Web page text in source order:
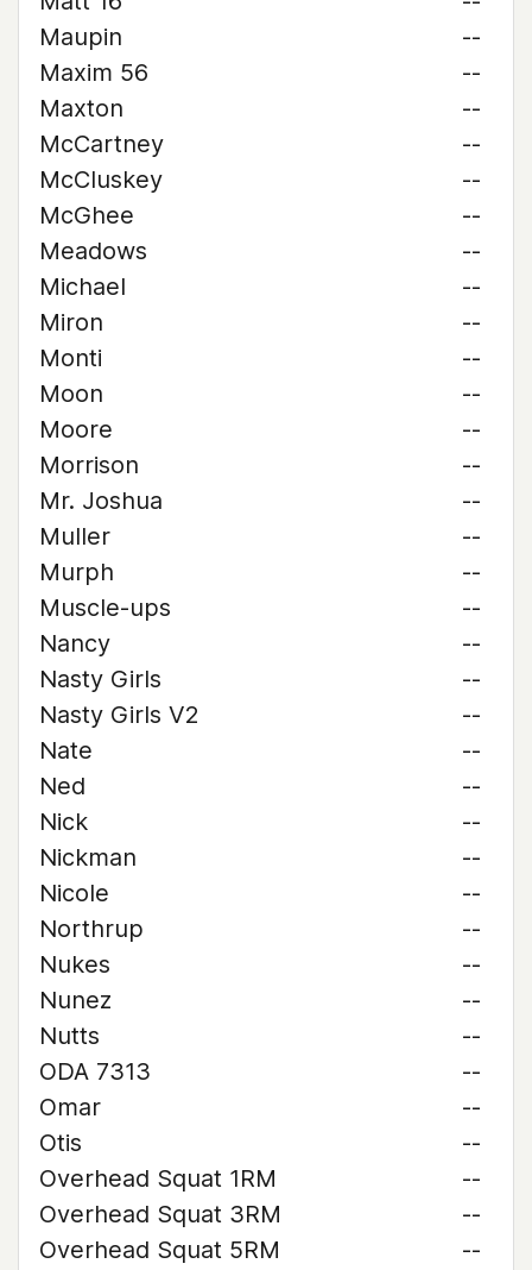
Maupin
--
Maxim 56
--
Maxton
--
McCartney
--
McCluskey
--
McGhee
--
Meadows
--
Michael
--
Miron
--
Monti
--
Moon
--
Moore
--
Morrison
--
Mr. Joshua
--
Muller
--
Murph
--
Muscle-ups
--
Nancy
--
Nasty Girls
--
Nasty Girls V2
--
Nate
--
Ned
--
Nick
--
Nickman
--
Nicole
--
Northrup
--
Nukes
--
Nunez
--
Nutts
--
ODA 7313
--
Omar
--
Otis
--
Overhead Squat 1RM
--
Overhead Squat 3RM
--
Overhead Squat 5RM
--